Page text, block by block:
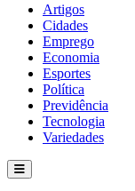
Artigos
Cidades
Emprego
Economia
Esportes
Política
Previdência
Tecnologia
Variedades